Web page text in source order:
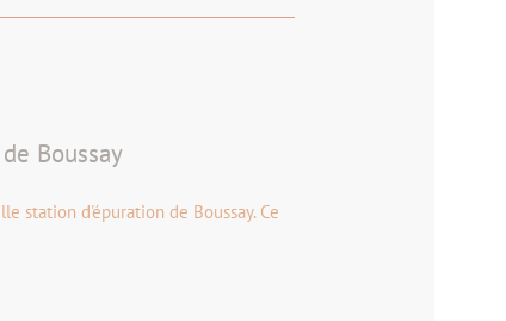
Boussay
station d'épuration de Boussay. Ce